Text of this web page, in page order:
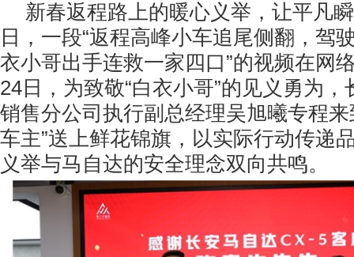
新春返程路上的暖心义举，让平凡
日，一段“返程高峰小车追尾侧翻，驾
衣小哥出手连救一家四口”的视频在网
24日，为致敬“白衣小哥”的见义勇为
销售分公司执行副总经理吴旭曦专程来
车主”送上鲜花锦旗，以实际行动传递
义举与马自达的安全理念双向共鸣。